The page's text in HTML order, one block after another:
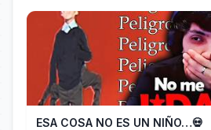
ESA COSA NO ES UN NIÑO…💀